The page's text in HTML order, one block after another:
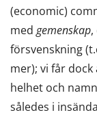
(economic)
med gemenskap
försvenskning
mer); vi får
helhet och
således i